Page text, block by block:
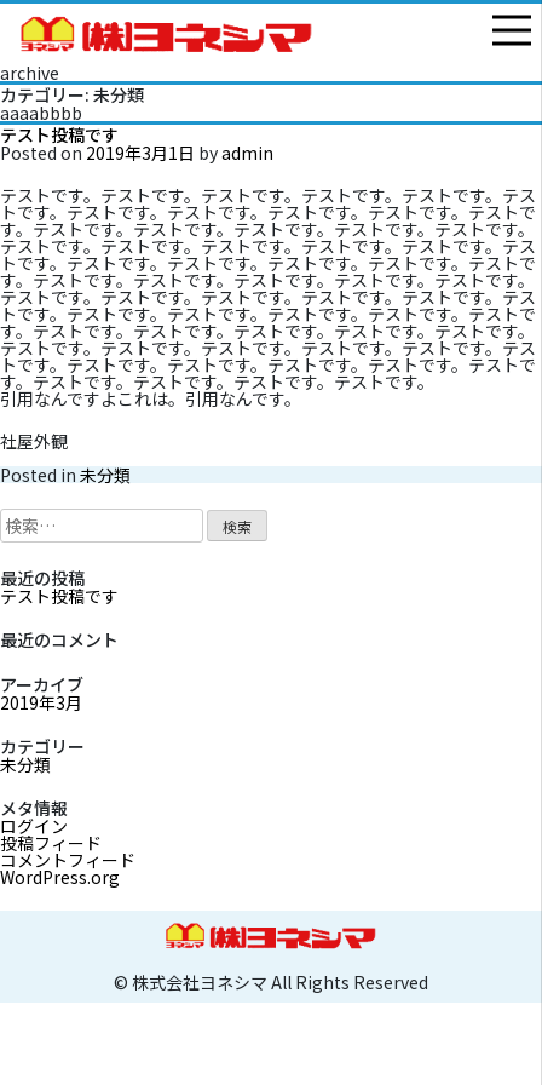
archive
カテゴリー: 未分類
aaaabbbb
テスト投稿です
Posted on 2019年3月1日 byadmin
テストです。テストです。テストです。テストです。テストです。テス
トです。テストです。テストです。テストです。テストです。テストで
す。テストです。テストです。テストです。テストです。テストです。
テストです。テストです。テストです。テストです。テストです。テス
トです。テストです。テストです。テストです。テストです。テストで
す。テストです。テストです。テストです。テストです。テストです。
テストです。テストです。テストです。テストです。テストです。テス
トです。テストです。テストです。テストです。テストです。テストで
す。テストです。テストです。テストです。テストです。テストです。
テストです。テストです。テストです。テストです。テストです。テス
トです。テストです。テストです。テストです。テストです。テストで
す。テストです。テストです。テストです。テストです。
引用なんですよこれは。引用なんです。
社屋外観
Posted in 未分類
検
索:
最近の投稿
テスト投稿です
最近のコメント
アーカイブ
2019年3月
カテゴリー
未分類
メタ情報
ログイン
投稿フィード
コメントフィード
WordPress.org
© 株式会社ヨネシマ All Rights Reserved